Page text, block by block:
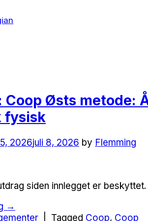
Coop Østs metode:
fysisk
2026juli 8, 2026 by Flemming
siden innlegget er beskyttet.
→
Tagged Coop, Coop